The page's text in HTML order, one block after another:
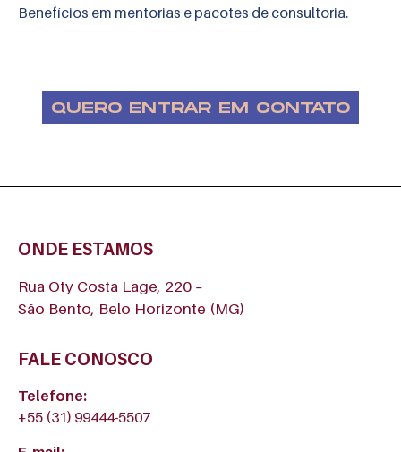
Benefícios em mentorias e pacotes de consultoria.
QUERO ENTRAR EM CONTATO
ONDE ESTAMOS
Rua Oty Costa Lage, 220 –
São Bento, Belo Horizonte (MG)
FALE CONOSCO
Telefone:
+55 (31) 99444-5507